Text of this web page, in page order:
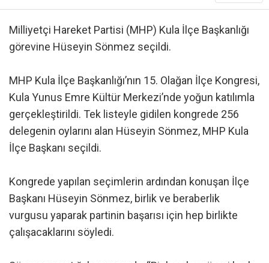
Milliyetçi Hareket Partisi (MHP) Kula İlçe Başkanlığı
görevine Hüseyin Sönmez seçildi.
MHP Kula İlçe Başkanlığı’nın 15. Olağan İlçe Kongresi,
Kula Yunus Emre Kültür Merkezi’nde yoğun katılımla
gerçekleştirildi. Tek listeyle gidilen kongrede 256
delegenin oylarını alan Hüseyin Sönmez, MHP Kula
İlçe Başkanı seçildi.
Kongrede yapılan seçimlerin ardından konuşan İlçe
Başkanı Hüseyin Sönmez, birlik ve beraberlik
vurgusu yaparak partinin başarısı için hep birlikte
çalışacaklarını söyledi.